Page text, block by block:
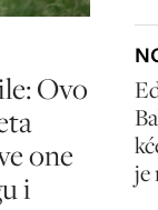
Ovo
one
i
je